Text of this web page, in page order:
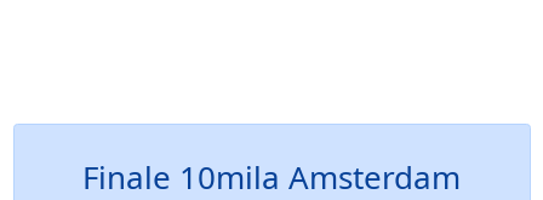
Finale 10mila Amsterdam